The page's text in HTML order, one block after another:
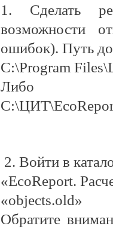
1. Сделать
возможности
ошибок). Путь
C:\Program
Либо
2. Войти в
«EcoReport.
«objects.old»
Обратите